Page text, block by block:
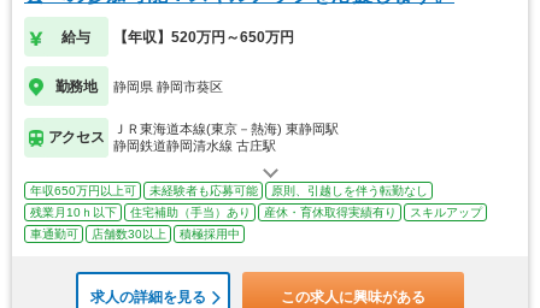
給与 【年収】520万円～650万円
勤務地 静岡県 静岡市葵区
アクセス
ＪＲ東海道本線(東京－熱海) 東静岡駅
静岡鉄道静岡清水線 古庄駅
年収650万円以上可 未経験者も応募可能
原則、引越しを伴う転勤なし
残業月10ｈ以下
住宅補助（手当）あり 産休・育休取得実績有り
スキルアップ
車通勤可
店舗数30以上 積極採用中
求人の詳細を見る この求人に興味がある